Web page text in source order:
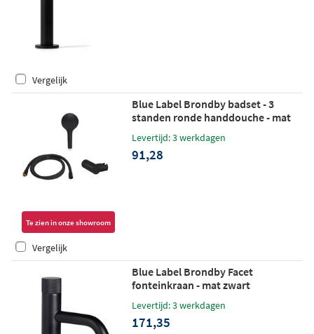
Vergelijk
Te zien in onze showroom
Blue Label Brondby badset - 3
standen ronde handdouche - mat
Levertijd: 3 werkdagen
91,28
Vergelijk
Blue Label Brondby Facet
fonteinkraan - mat zwart
Levertijd: 3 werkdagen
171,35